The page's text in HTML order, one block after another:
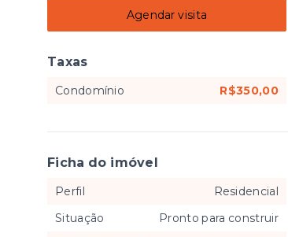
Agendar visita
Taxas
Condomínio R$350,00
Ficha do imóvel
Perfil
Residencial
Situação
Pronto para construir